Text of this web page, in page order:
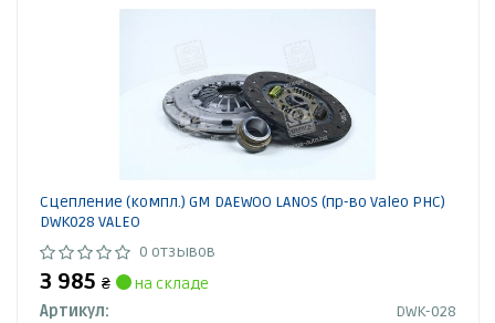
Сцепление (компл.) GM DAEWOO LANOS (пр-во Valeo PHC)
DWK028 VALEO
0 отзывов
3 985 ₴
на складе
Артикул:
DWK-028